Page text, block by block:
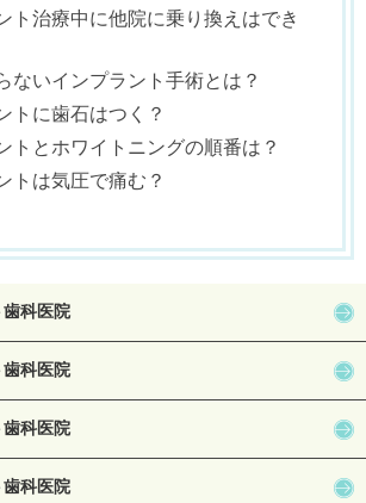
ト治療中に他院に乗り換えはでき
ないインプラント手術とは？
トに歯石はつく？
トとホワイトニングの順番は？
トは気圧で痛む？
歯科医院
科医院
科医院
科医院